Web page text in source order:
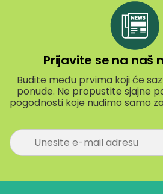
Prijavite se na naš
Budite među prvima koji će
ponude. Ne propustite sjajne
pogodnosti koje nudimo samo
P
r
a